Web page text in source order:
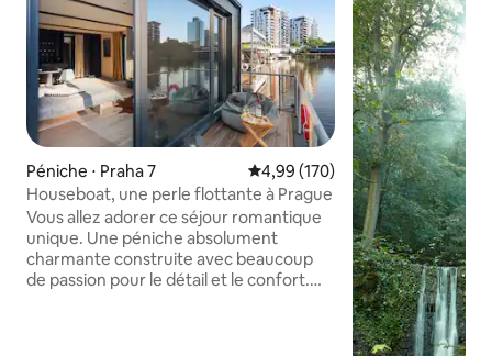
Péniche ⋅ Praha 7 Évaluation moyenne sur la
4,99 (170)
Houseboat, une perle flottante à Prague
Vous allez adorer ce séjour romantique
unique. Une péniche absolument
charmante construite avec beaucoup
de passion pour le détail et le confort.